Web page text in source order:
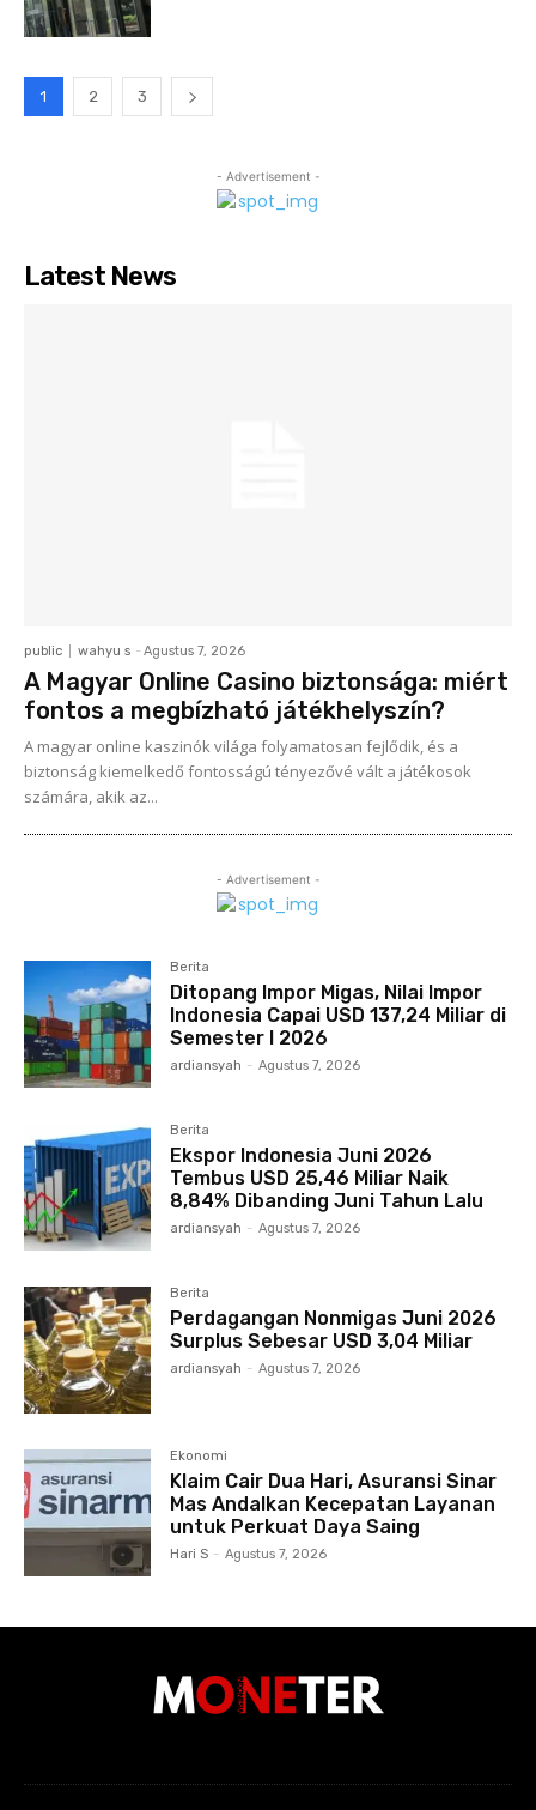
1 2 3
- Advertisement -
Latest News
public wahyu s - Agustus 7, 2026
A Magyar Online Casino biztonsága: miért
fontos a megbízható játékhelyszín?
A magyar online kaszinók világa folyamatosan fejlődik, és a
biztonság kiemelkedő fontosságú tényezővé vált a játékosok
számára, akik az...
- Advertisement -
Berita
Ditopang Impor Migas, Nilai Impor
Indonesia Capai USD 137,24 Miliar di
Semester I 2026
ardiansyah - Agustus 7, 2026
Berita
Ekspor Indonesia Juni 2026
Tembus USD 25,46 Miliar Naik
8,84% Dibanding Juni Tahun Lalu
ardiansyah - Agustus 7, 2026
Berita
Perdagangan Nonmigas Juni 2026
Surplus Sebesar USD 3,04 Miliar
ardiansyah - Agustus 7, 2026
Ekonomi
Klaim Cair Dua Hari, Asuransi Sinar
Mas Andalkan Kecepatan Layanan
untuk Perkuat Daya Saing
Hari S - Agustus 7, 2026